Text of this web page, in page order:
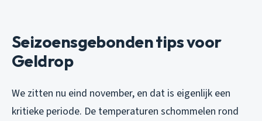
Seizoensgebonden tips voor
Geldrop
We zitten nu eind november, en dat is eigenlijk een
kritieke periode. De temperaturen schommelen rond